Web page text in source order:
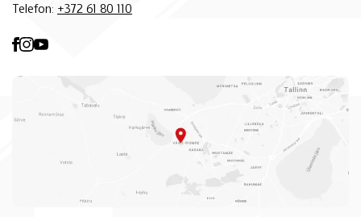
Telefon: +372 61 80 110